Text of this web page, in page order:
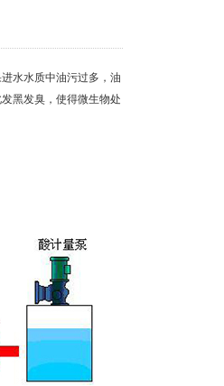
水水质中油污过多，油
黑发臭，使得微生物处